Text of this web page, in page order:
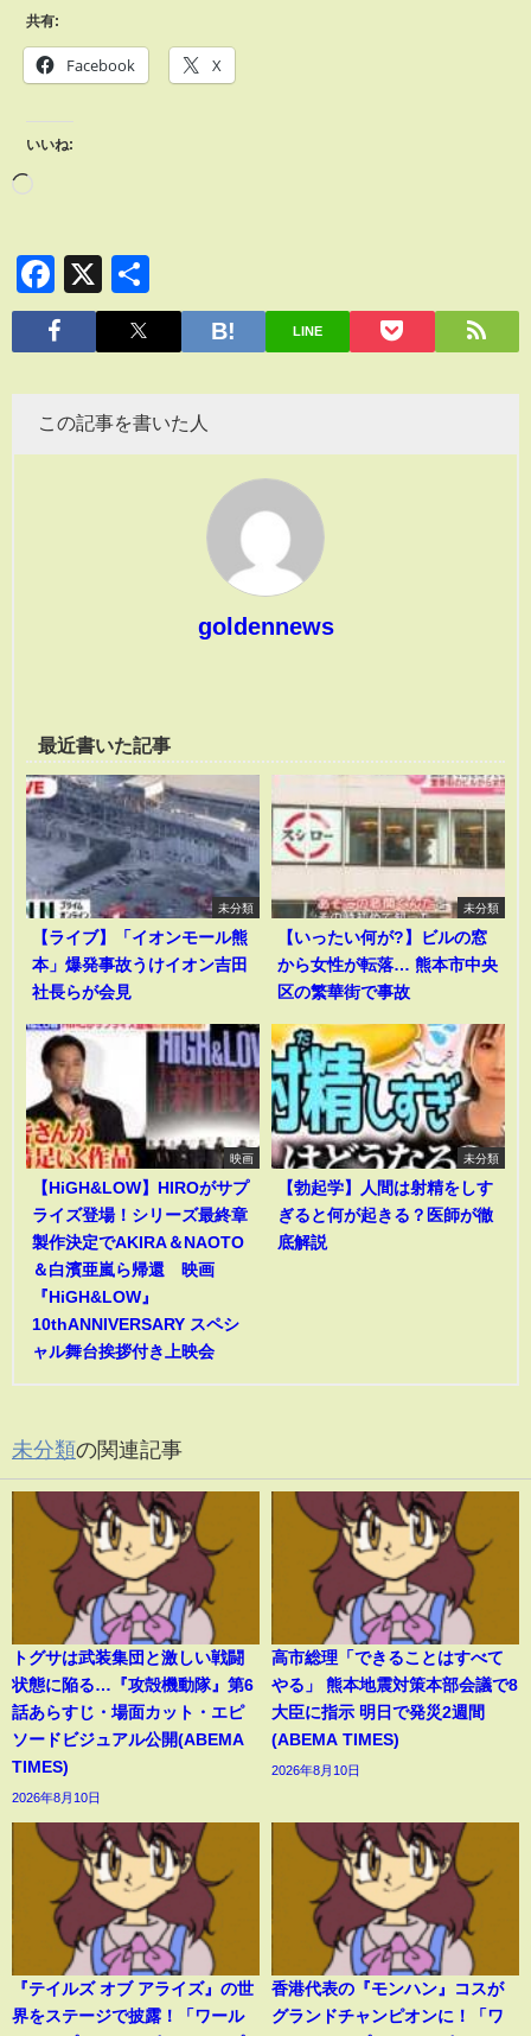
共有:
Facebook X
いいね:
Facebook
X
有
LINE
この記事を書いた人
goldennews
最近書いた記事
未分類
【ライブ】「イオンモール熊
本」爆発事故うけイオン吉田
社長らが会見
未分類
【いったい何が?】ビルの窓
から女性が転落… 熊本市中央
区の繁華街で事故
映画
【HiGH&LOW】HIROがサプ
ライズ登場！シリーズ最終章
製作決定でAKIRA＆NAOTO
＆白濱亜嵐ら帰還 映画
『HiGH&LOW』
10thANNIVERSARY スペシ
ャル舞台挨拶付き上映会
未分類
【勃起学】人間は射精をしす
ぎると何が起きる？医師が徹
底解説
未分類の関連記事
トグサは武装集団と激しい戦闘
状態に陥る…『攻殻機動隊』第6
話あらすじ・場面カット・エピ
ソードビジュアル公開(ABEMA
TIMES)
2026年8月10日
高市総理「できることはすべて
やる」 熊本地震対策本部会議で8
大臣に指示 明日で発災2週間
(ABEMA TIMES)
2026年8月10日
『テイルズ オブ アライズ』の世
界をステージで披露！「ワール
香港代表の『モンハン』コスが
グランドチャンピオンに！「ワ